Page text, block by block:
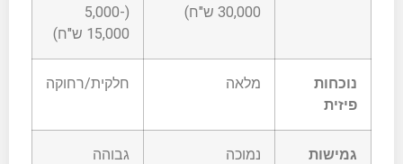
30,000 ש"ח)
(5,000-
15,000 ש"ח)
נוכחות
פיזית
מלאה חלקית/רחוקה
גמישות נמוכה גבוהה